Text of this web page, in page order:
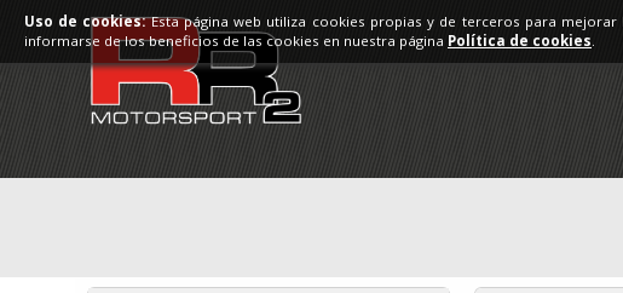
Uso de cookies:Esta página web utiliza cookies propias y de terceros para
informarse de los beneficios de las cookies en nuestra página Política de cookies.